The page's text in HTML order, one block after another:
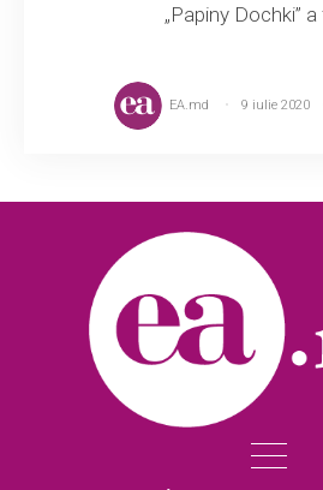
„Papiny Dochki” a
EA.md 9 iulie 2020